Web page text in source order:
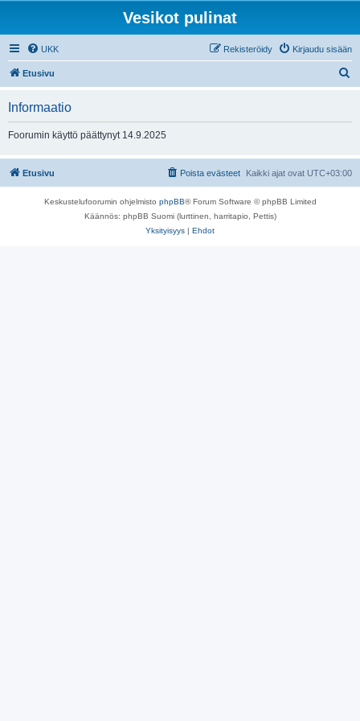
Vesikot pulinat
UKK Kirjaudu sisään
Rekisteröidy
Etusivu
Informaatio
Foorumin käyttö päättynyt 14.9.2025
Etusivu Kaikki ajat ovat UTC+03:00
Poista evästeet
Keskustelufoorumin ohjelmisto phpBB® Forum Software © phpBB Limited
Käännös: phpBB Suomi (lurttinen, harritapio, Pettis)
Yksityisyys | Ehdot